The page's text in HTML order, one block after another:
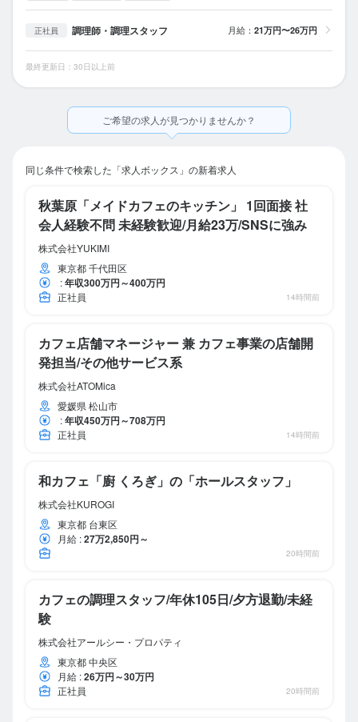
正社員 調理師・調理スタッフ 月給： 21万円〜26万円
最終更新日：30日以上前
ご希望の求人が見つかりませんか？
同じ条件で検索した「求人ボックス」の新着求人
秋葉原「メイドカフェのキッチン」 1回面接 社
会人経験不問 未経験歓迎/月給23万/SNSに強み
株式会社YUKIMI
東京都 千代田区
:年収300万円～400万円
正社員 14時間前
カフェ店舗マネージャー 兼 カフェ事業の店舗開
発担当/その他サービス系
株式会社ATOMica
愛媛県 松山市
:年収450万円～708万円
正社員 14時間前
和カフェ「廚 くろぎ」の「ホールスタッフ」
株式会社KUROGI
東京都 台東区
月給 :27万2,850円～
20時間前
カフェの調理スタッフ/年休105日/夕方退勤/未経
験
株式会社アールシー・プロパティ
東京都 中央区
月給 :26万円～30万円
正社員 20時間前